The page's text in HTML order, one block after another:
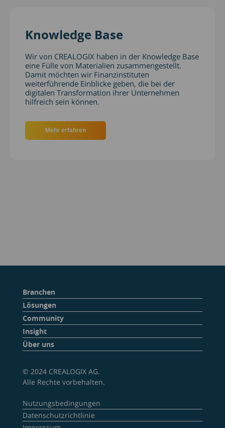
Knowledge Base
Wir von CREALOGIX haben in der Knowledge Base
eine Fülle von Materialien zusammengestellt.
Damit möchten wir Finanzinstituten
weiterführende Einblicke geben, die bei der
digitalen Transformation ihrer Unternehmen
hilfreich sein können.
Mehr erfahren
Branchen
Lösungen
Community
Insight
Über uns
© 2024 CREALOGIX AG.
Alle Rechte vorbehalten.
Nutzungsbedingungen
Datenschutzrichtlinie